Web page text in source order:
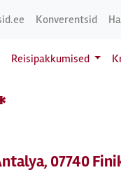
Konverentsid
Reisipakkumised
07740